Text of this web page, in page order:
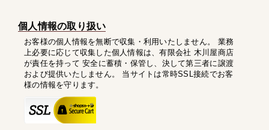
個人情報の取り扱い
お客様の個人情報を無断で収集・利用いたしません。 業務
上必要に応じて収集した個人情報は、有限会社 木川屋商店
が責任を持って 安全に蓄積・保管し、決して第三者に譲渡
および提供いたしません。 当サイトは常時SSL接続でお客
様の情報を守ります。